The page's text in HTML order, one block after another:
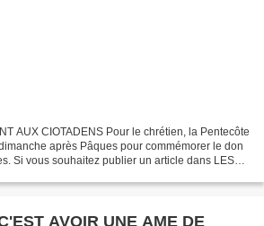
AUX CIOTADENS Pour le chrétien, la Pentecôte
après Pâques pour commémorer le don
Si vous souhaitez publier un article dans LES
AVOIR UNE AME DE